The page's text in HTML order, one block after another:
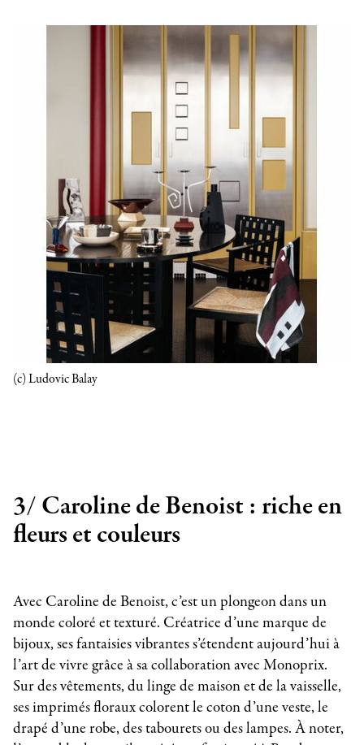
(c) Ludovic Balay
3/ Caroline de Benoist : riche en
fleurs et couleurs
Avec Caroline de Benoist, c’est un plongeon dans un
monde coloré et texturé. Créatrice d’une marque de
bijoux, ses fantaisies vibrantes s’étendent aujourd’hui à
l’art de vivre grâce à sa collaboration avec Monoprix.
Sur des vêtements, du linge de maison et de la vaisselle,
ses imprimés floraux colorent le coton d’une veste, le
drapé d’une robe, des tabourets ou des lampes. À noter,